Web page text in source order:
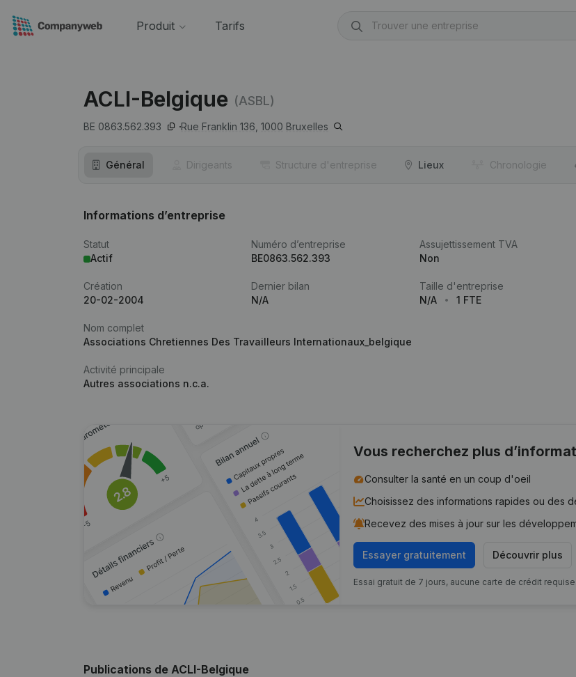
Produit Tarifs
ACLI-Belgique (ASBL)
BE 0863.562.393 Rue Franklin 136, 1000 Bruxelles
Général Dirigeants Structure d'entreprise Lieux Chronologie
Informations d’entreprise
Statut
Actif
Numéro d’entreprise
BE0863.562.393
Assujettissement TVA
Non
Création
20-02-2004
Dernier bilan
N/A
Taille d'entreprise
N/A
1 FTE
Nom complet
Associations Chretiennes Des Travailleurs Internationaux_belgique
Activité principale
Autres associations n.c.a.
Vous recherchez plus
Consulter la santé en un coup d'oeil
Choisissez des informations rapides ou des
Recevez des mises à jour sur les
Essayer gratuitement Découvrir plus
Essai gratuit de 7 jours, aucune carte de crédit requise.
Publications de ACLI-Belgique